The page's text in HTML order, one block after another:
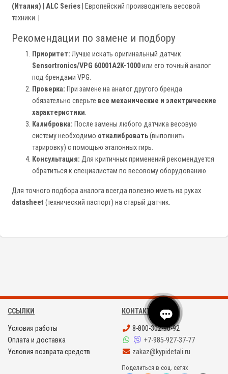
(Италия) ALC Series | Европейский производитель весовой
техники. |
Рекомендации по замене и подбору
Приоритет: Лучше искать оригинальный датчик
Sensortronics/VPG 60001A2K-1000или его точный аналог
под брендами VPG.
Проверка: При замене на аналог другого бренда
обязательно сверьте все механические и электрические
характеристики.
Калибровка: После замены любого датчика весовую
систему необходимо откалибровать(выполнить
тарировку) с помощью эталонных гирь.
Консультация: Для критичных применений рекомендуется
обратиться к специалистам по весовому оборудованию.
Для точного подбора аналога всегда полезно иметь на руках
datasheet (технический паспорт) на старый датчик.
ССЫЛКИ
Условия работы
Оплата и доставка
Условия возврата средств
КОНТАКТЫ
8-800-302-90-92
+7-985-927-37-77
zakaz@kypidetali.ru
Поделиться в соц. сетях